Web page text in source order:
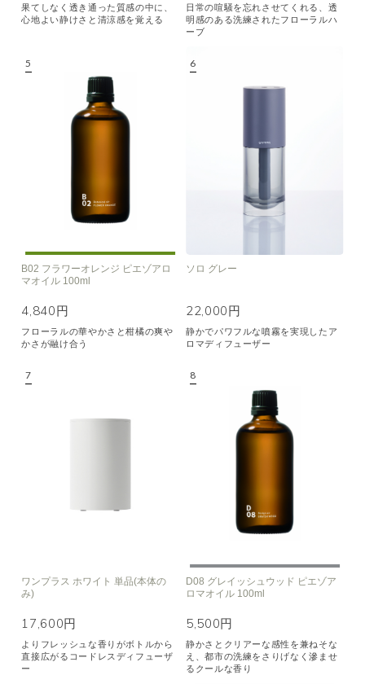
果てしなく透き通った質感の中に、
心地よい静けさと清涼感を覚える
日常の喧騒を忘れさせてくれる、透
明感のある洗練されたフローラルハ
ーブ
B02 フラワーオレンジ ピエゾアロ
マオイル 100ml
4,840円
フローラルの華やかさと柑橘の爽や
かさが融け合う
ソロ グレー
22,000円
静かでパワフルな噴霧を実現したア
ロマディフューザー
ワンプラス ホワイト 単品(本体の
み)
17,600円
よりフレッシュな香りがボトルから
直接広がるコードレスディフューザ
ー
D08 グレイッシュウッド ピエゾア
ロマオイル 100ml
5,500円
静かさとクリアーな感性を兼ねそな
え、都市の洗練をさりげなく滲ませ
るクールな香り